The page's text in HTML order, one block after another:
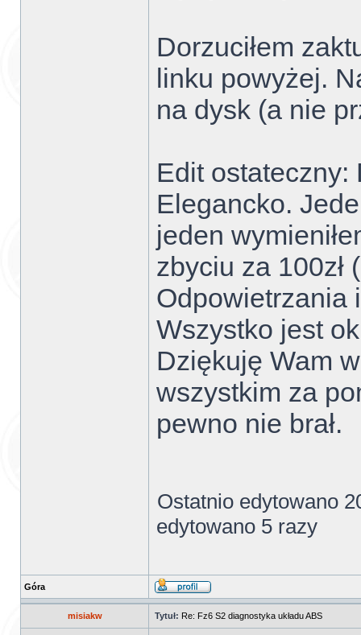
Dorzuciłem
linku powyżej.
na dysk (a nie
Edit ostateczny:
Elegancko.
jeden
zbyciu za 100zł
Odpowietrzania
Wszystko jest
Dziękuję Wam
wszystkim za
pewno nie brał.
Ostatnio edytowano
edytowano 5 razy
Góra
misiakw Tytuł: Re: Fz6 S2 diagnostyka układu ABS